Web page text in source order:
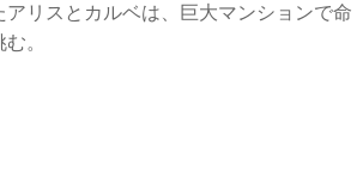
アリスとカルベは、巨大マンションで命
。